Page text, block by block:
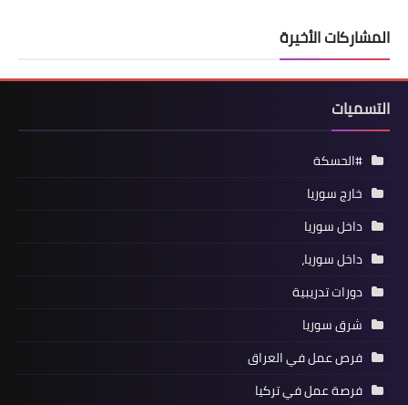
المشاركات الأخيرة
التسميات
#الحسكة
خارج سوريا
داخل سوريا
داخل سوريا،
دورات تدريبية
شرق سوريا
فرص عمل في العراق
فرصة عمل في تركيا